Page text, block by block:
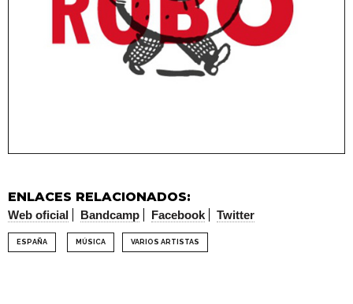
ENLACES RELACIONADOS:
Web oficial Bandcamp Facebook Twitter
ESPAÑA MÚSICA VARIOS ARTISTAS